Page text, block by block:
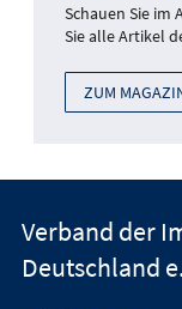
Schauen Sie im
Sie alle Artikel
ZUM
Verband der
Deutschland